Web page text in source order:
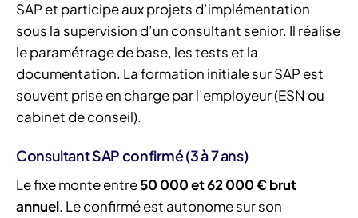
SAP et participe aux projets d’implémentation
sous la supervision d’un consultant senior. Il réalise
le paramétrage de base, les tests et la
documentation. La formation initiale sur SAP est
souvent prise en charge par l’employeur (ESN ou
cabinet de conseil).
Consultant SAP confirmé (3 à 7 ans)
Le fixe monte entre50 000 et 62 000 € brut
annuel. Le confirmé est autonome sur son